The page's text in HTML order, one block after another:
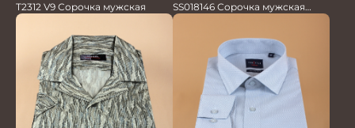
T2312 V9 Сорочка мужская
SS018146 Сорочка мужская
GROSTYLE TRENDY